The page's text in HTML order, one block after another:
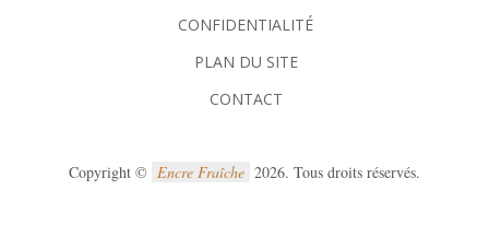
CONFIDENTIALITÉ
PLAN DU SITE
CONTACT
Copyright © Encre Fraîche 2026. Tous droits réservés.